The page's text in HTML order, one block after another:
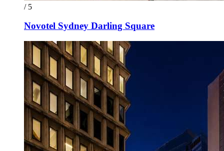
/ 5
Novotel Sydney Darling Square